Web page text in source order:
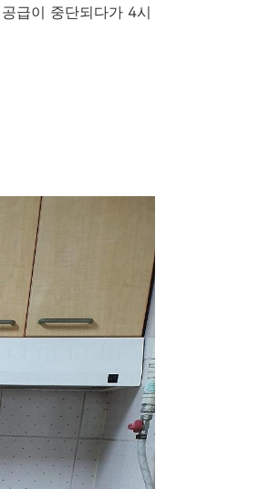
급이 중단되다가 4시